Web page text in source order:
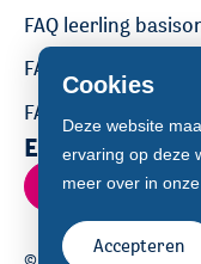
Cookies
Deze website
ervaring op deze
meer over in
Accepteren
FAQ leerling
FAQ ouders
FAQ leerling
Een vraag
Contact
© Copyright 2026 de